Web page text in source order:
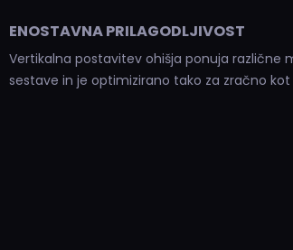
ENOSTAVNA PRILAGODLJIVOST
Vertikalna postavitev ohišja ponuja različne
sestave in je optimizirano tako za zračno